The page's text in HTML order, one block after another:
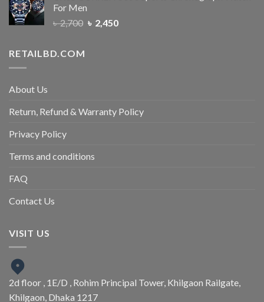
For Men
৳2,700 ৳ 2,450
RETAILBD.COM
About Us
Return, Refund & Warranty Policy
Privacy Policy
Terms and conditions
FAQ
Contact Us
VISIT US
2d floor , 1E/D , Rohim Principal Tower, Khilgaon Railgate,
Khilgaon, Dhaka 1217